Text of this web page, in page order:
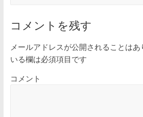
コメントを残す
メールアドレスが公開されることはあ
いる欄は必須項目です
コメント